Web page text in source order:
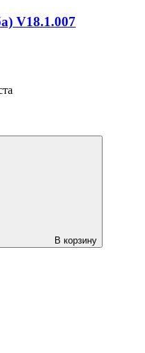
V18.1.007
В корзину